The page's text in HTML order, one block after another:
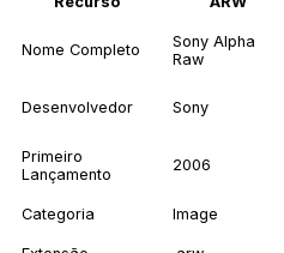
Nome Completo
Sony Alpha
Raw
Desenvolvedor Sony
Primeiro
Lançamento
2006
Categoria Image